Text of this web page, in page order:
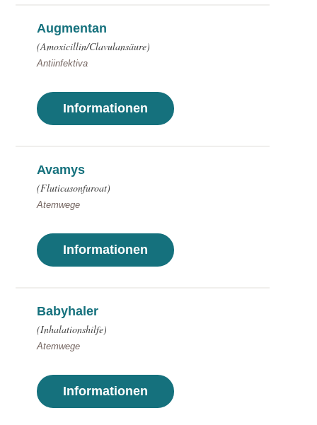
Augmentan
(Amoxicillin/Clavulansäure)
Antiinfektiva
Informationen
Avamys
(Fluticasonfuroat)
Atemwege
Informationen
Babyhaler
(Inhalationshilfe)
Atemwege
Informationen